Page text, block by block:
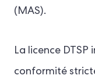
(MAS).
La licence
conformité